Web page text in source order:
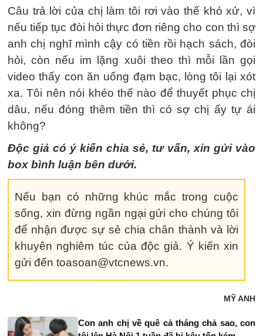
Câu trả lời của chị làm tôi rơi vào thế khó xử, vì
nếu tiếp tục đòi hỏi thực đơn riêng cho con thì sợ
anh chị nghĩ mình cậy có tiền rồi hạch sách, đòi
hỏi, còn nếu im lặng xuôi theo thì mỗi lần gọi
video thấy con ăn uống đạm bạc, lòng tôi lại xót
xa. Tôi nên nói khéo thế nào để thuyết phục chị
dâu, nếu đóng thêm tiền thì có sợ chị ấy tự ái
không?
Độc giả có ý kiến chia sẻ, tư vấn, xin gửi vào
box bình luận bên dưới.
Nếu bạn có những khúc mắc trong cuộc
sống, xin đừng ngần ngại gửi cho chúng tôi
để nhận được sự sẻ chia chân thành và lời
khuyên nghiêm túc của độc giả. Ý kiến xin
gửi đến toasoan@vtcnews.vn.
MỸ ANH
Con anh chị về quê cả tháng chả sao, con